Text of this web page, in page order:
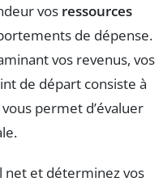
vos ressources
de dépense.
vos revenus, vos
de départ consiste à
permet d’évaluer
net et déterminez vos